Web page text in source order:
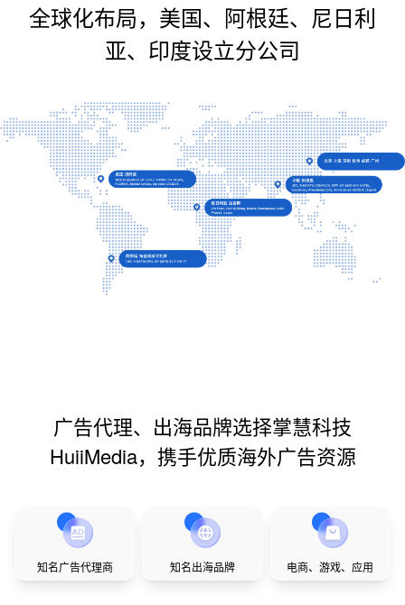
全球化布局，美国、阿根廷、尼日利
亚、印度设立分公司
广告代理、出海品牌选择掌慧科技
HuiiMedia，携手优质海外广告资源
知名广告代理商 知名出海品牌 电商、游戏、应用